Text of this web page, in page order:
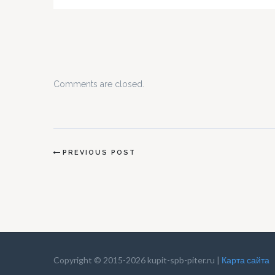
Comments are closed.
PREVIOUS POST
Copyright © 2015-2026 kupit-spb-piter.ru | Карта сайта